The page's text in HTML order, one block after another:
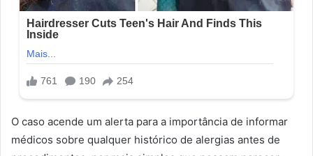
O caso acende um alerta para a importância de informar
médicos sobre qualquer histórico de alergias antes de